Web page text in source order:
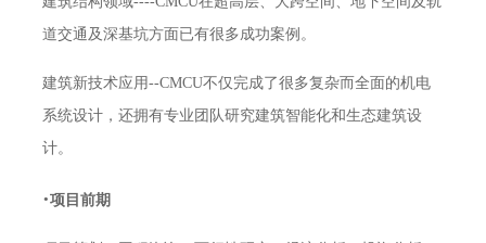
道交通及深基坑方面已有很多成功案例。
建筑新技术应用--CMCU不仅完成了很多复杂而全面的机电
系统设计，还拥有专业团队研究建筑智能化和生态建筑设
计。
·项目前期